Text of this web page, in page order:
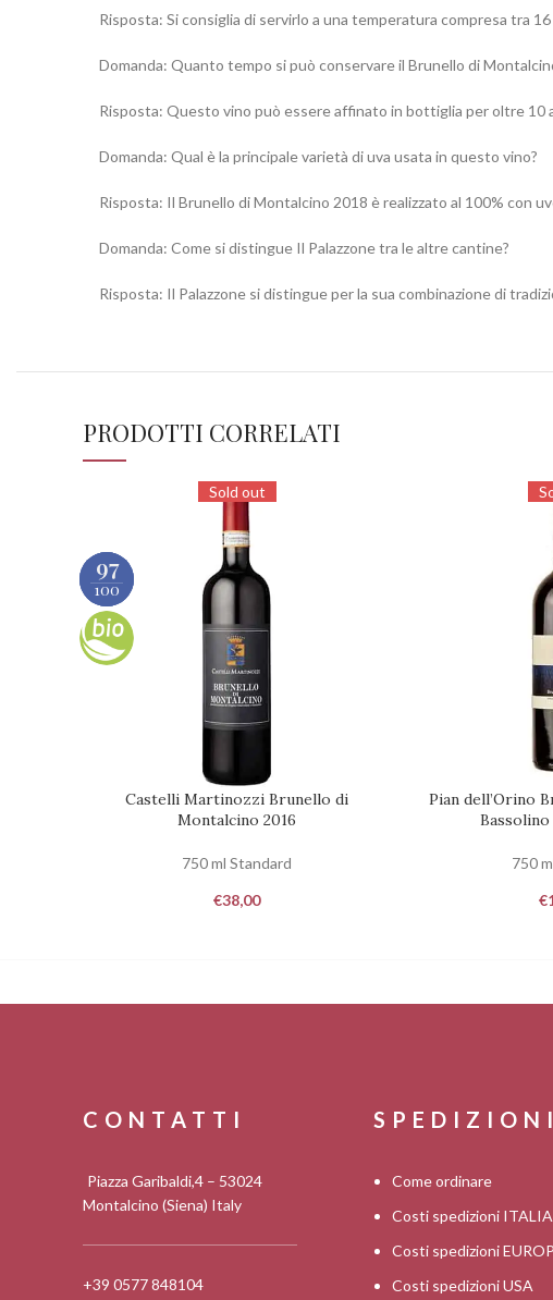
Risposta: Si consiglia di servirlo a una temperatura compresa tra
Domanda: Quanto tempo si può conservare il Brunello di
Risposta: Questo vino può essere affinato in bottiglia per oltre
Domanda: Qual è la principale varietà di uva usata in questo vino?
Risposta: Il Brunello di Montalcino 2018 è realizzato al 100% con
Domanda: Come si distingue Il Palazzone tra le altre cantine?
Risposta: Il Palazzone si distingue per la sua combinazione di
PRODOTTI CORRELATI
Sold out
RICHIEDI DISPONIBILITÀ
Castelli Martinozzi Brunello di
Montalcino 2016
750 ml Standard
€38,00
RICHIEDI
Pian dell’Orino
750
€
94
100
95
100
97
100
CONTATTI
Piazza Garibaldi,4 – 53024
Montalcino (Siena) Italy
+39 0577 848104
SPEDIZIONI
Come ordinare
Costi spedizioni ITALIA
Costi spedizioni
Costi spedizioni USA